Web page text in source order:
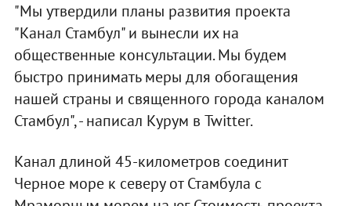
"Мы утвердили планы развития проекта
"Канал Стамбул" и вынесли их на
общественные консультации. Мы будем
быстро принимать меры для обогащения
нашей страны и священного города каналом
Стамбул", - написал Курум в Twitter.
Канал длиной 45-километров соединит
Черное море к северу от Стамбула с